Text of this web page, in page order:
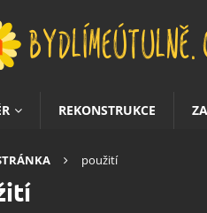
REKONSTRUKCE
použití